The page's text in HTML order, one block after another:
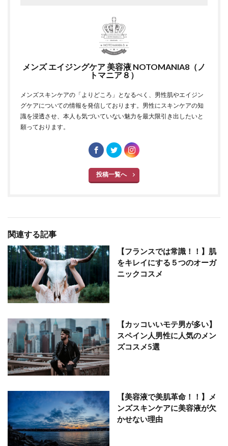
メンズ エイジングケア 美容液 NOTOMANIA8（ノ
トマニア８）
メンズスキンケアの「よりどころ」となるべく、男性肌やエイジン
グケアについての情報を発信しております。男性にスキンケアの知
識を浸透させ、本人も気づいていない魅力を最大限引き出したいと
願っております。
投稿一覧へ
関連する記事
【フランスでは常識！！】肌
をキレイにする５つのオーガ
ニックコスメ
【カッコいいモテ男が多い】
スペイン人男性に人気のメン
ズコスメ5選
【美容液で美肌革命！！】メ
ンズスキンケアに美容液が欠
かせない理由